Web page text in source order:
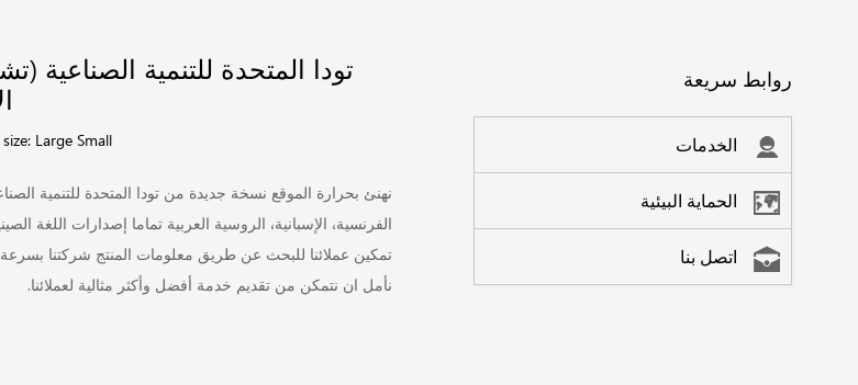
روابط سريعة
الخدمات
الحماية البيئية
اتصل بنا
تودا المتحدة للتنمية الصناعية
Large Small
نهنئ بحرارة الموقع نسخة جديدة من تودا المتحدة للتنمية
الفرنسية، الإسبانية، الروسية العربية تماما إصدارات
تمكين عملائنا للبحث عن طريق معلومات المنتج شركتنا
نأمل ان نتمكن من تقديم خدمة أفضل وأكثر مثالية لعملائنا.